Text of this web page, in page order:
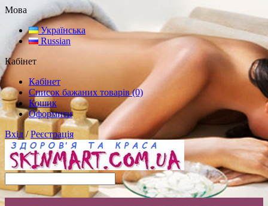
Мова
Українська
Russian
Кабінет
Кабінет
Список бажаних товарів (0)
Кошик
Оформити
Вхід /Реєстрація